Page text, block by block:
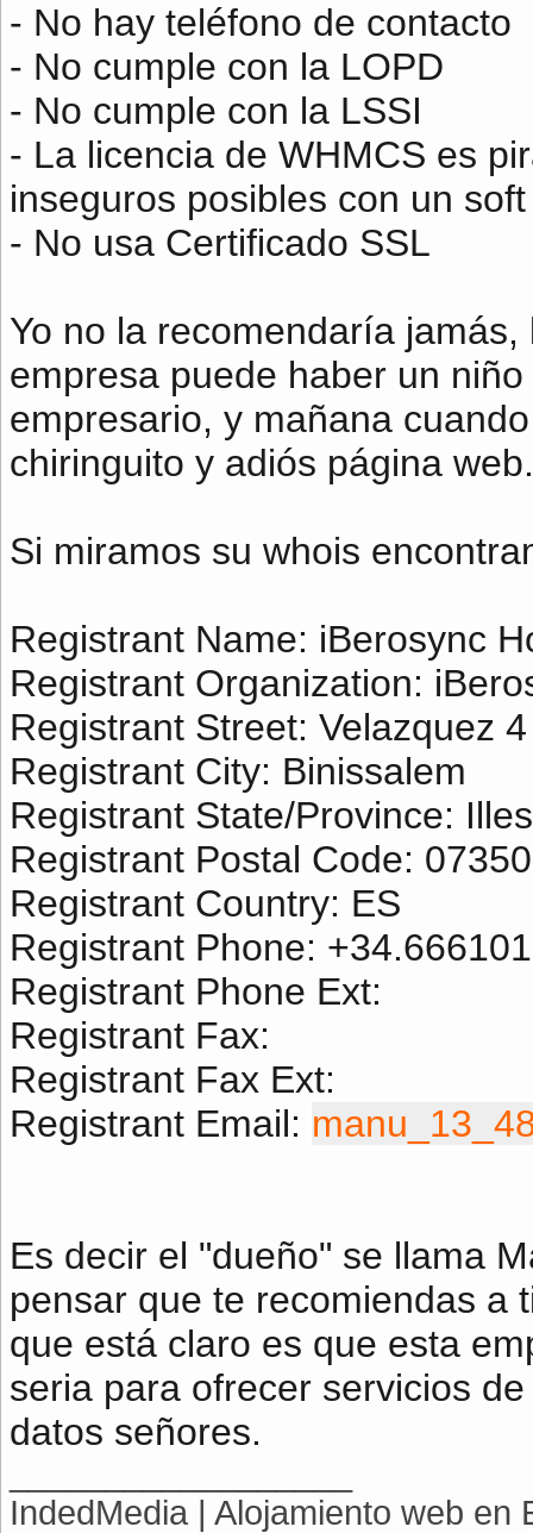
- No hay teléfono de contacto
- No cumple con la LOPD
- No cumple con la LSSI
- La licencia de WHMCS es
inseguros posibles con un
- No usa Certificado SSL
Yo no la recomendaría
empresa puede haber un
empresario, y mañana
chiringuito y adiós página web.
Si miramos su whois
Registrant Name: iBerosync
Registrant Organization:
Registrant Street: Velazquez 4
Registrant City: Binissalem
Registrant State/Province:
Registrant Postal Code: 07350
Registrant Country: ES
Registrant Phone:
Registrant Phone Ext:
Registrant Fax:
Registrant Fax Ext:
Registrant Email:
Es decir el "dueño" se llama
pensar que te recomiendas a
que está claro es que esta
seria para ofrecer servicios
datos señores.
IndedMedia | Alojamiento web en